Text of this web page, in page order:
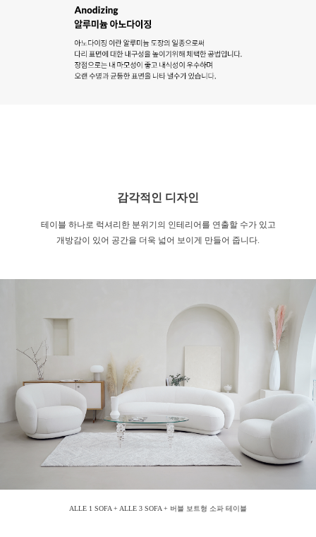
감각적인 디자인
테이블 하나로 럭셔리한 분위기의 인테리어를 연출할 수가 있고
개방감이 있어 공간을 더욱 넓어 보이게 만들어 줍니다.
ALLE 1 SOFA + ALLE 3 SOFA + 버블 보트형 소파 테이블